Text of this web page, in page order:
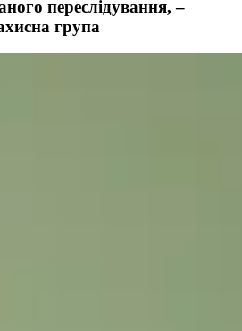
переслідування, –
група